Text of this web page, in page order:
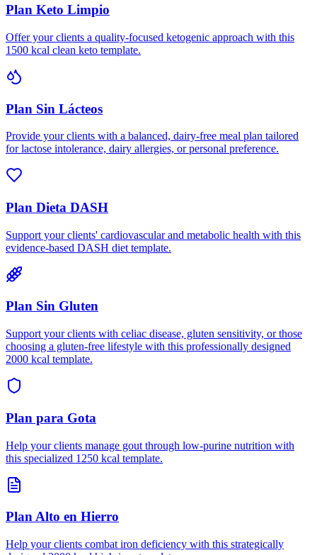
Plan Keto Limpio
Offer your clients a quality-focused ketogenic approach with this
1500 kcal clean keto template.
Plan Sin Lácteos
Provide your clients with a balanced, dairy-free meal plan tailored
for lactose intolerance, dairy allergies, or personal preference.
Plan Dieta DASH
Support your clients' cardiovascular and metabolic health with this
evidence-based DASH diet template.
Plan Sin Gluten
Support your clients with celiac disease, gluten sensitivity, or those
choosing a gluten-free lifestyle with this professionally designed
2000 kcal template.
Plan para Gota
Help your clients manage gout through low-purine nutrition with
this specialized 1250 kcal template.
Plan Alto en Hierro
Help your clients combat iron deficiency with this strategically